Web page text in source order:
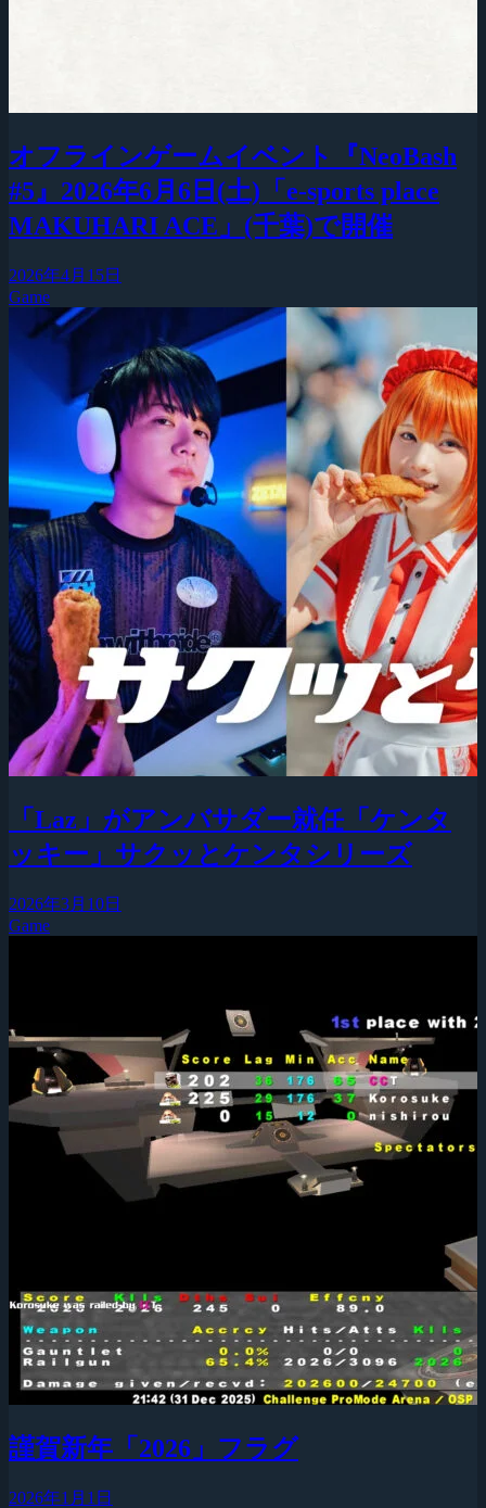
オフラインゲームイベント『NeoBash
#5』2026年6月6日(土)「e-sports place
MAKUHARI ACE」(千葉)で開催
2026年4月15日
Game
「Laz」がアンバサダー就任「ケンタ
ッキー」サクッとケンタシリーズ
2026年3月10日
Game
謹賀新年「2026」フラグ
2026年1月1日